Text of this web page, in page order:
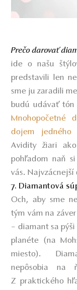
Prečo darovať
ide o našu
predstavili len
sme ju zaradili
budú udávať tón
Mnohopočetné
dojem jedného
Avidity žiari
pohľadom naň
vás.
7. Diamantová
Och, aby sme
tým vám na
– diamant sa
planéte (na
miesto).
nepôsobia na
Z praktického